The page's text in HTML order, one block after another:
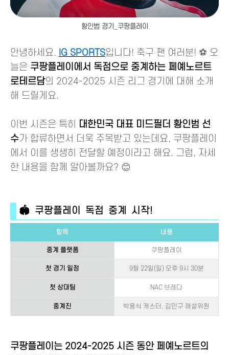
황인범 경기_쿠팡플레이
안녕하세요. IG SPORTS입니다! 축구 팬 여러분! ⚽️ 오
늘은 쿠팡플레이에서 독점으로 중계하는 페예노르트
로테르담의 2024-2025 시즌 리그 경기에 대해 소개
해 드릴게요.
이번 시즌은 특히 대한민국 대표 미드필더 황인범 선
수가 합류하면서 더욱 주목받고 있는데요, 쿠팡플레이
에서 이를 생생히 전달할 예정이라고 해요. 그럼, 자세
한 내용을 함께 알아볼까요? 😊
🏟️ 쿠팡플레이 독점 중계 시작!
항목 내용
중계 플랫폼 쿠팡플레이
첫 경기 일정 9월 22일(일) 오후 9시 30분
첫 상대팀 NAC 브레다
중계진 박용식 캐스터, 김민구 해설위원
쿠팡플레이는 2024-2025 시즌 동안 페예노르트의